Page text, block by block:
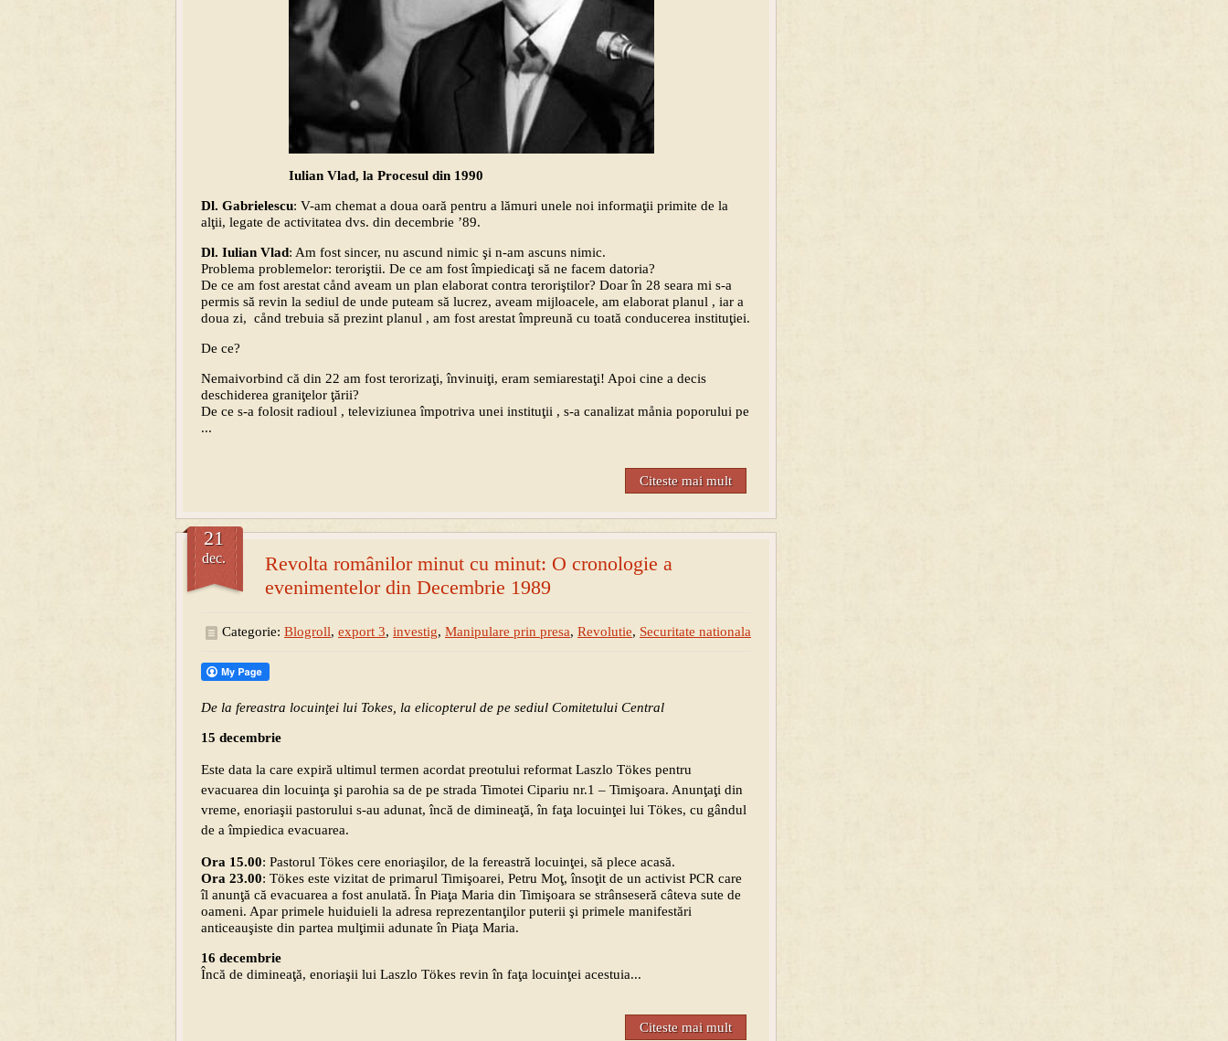
Iulian Vlad, la Procesul din 1990
Dl. Gabrielescu: V-am chemat a doua oară pentru a lămuri unele noi informaţii primite de la
alţii, legate de activitatea dvs. din decembrie ’89.
Dl. Iulian Vlad: Am fost sincer, nu ascund nimic şi n-am ascuns nimic.
Problema problemelor: teroriştii. De ce am fost împiedicaţi să ne facem datoria?
De ce am fost arestat cånd aveam un plan elaborat contra teroriştilor? Doar în 28 seara mi s-a
permis să revin la sediul de unde puteam să lucrez, aveam mijloacele, am elaborat planul , iar a
doua zi, cånd trebuia să prezint planul , am fost arestat împreună cu toată conducerea instituţiei.
De ce?
Nemaivorbind că din 22 am fost terorizaţi, învinuiţi, eram semiarestaţi! Apoi cine a decis
deschiderea graniţelor ţării?
De ce s-a folosit radioul , televiziunea împotriva unei instituţii , s-a canalizat månia poporului pe
...
Citeste mai mult
Revolta românilor minut cu minut: O cronologie a
evenimentelor din Decembrie 1989
21
dec.
Categorie: Blogroll, export 3, investig, Manipulare prin presa, Revolutie, Securitate nationala
De la fereastra locuinţei lui Tokes, la elicopterul de pe sediul Comitetului Central
15 decembrie
Este data la care expiră ultimul termen acordat preotului reformat Laszlo Tökes pentru
evacuarea din locuinţa şi parohia sa de pe strada Timotei Cipariu nr.1 – Timişoara. Anunţaţi din
vreme, enoriaşii pastorului s-au adunat, încă de dimineaţă, în faţa locuinţei lui Tökes, cu gândul
de a împiedica evacuarea.
Ora 15.00: Pastorul Tökes cere enoriaşilor, de la fereastră locuinţei, să plece acasă.
Ora 23.00: Tökes este vizitat de primarul Timişoarei, Petru Moţ, însoţit de un activist PCR care
îl anunţă că evacuarea a fost anulată. În Piaţa Maria din Timişoara se strânseseră câteva sute de
oameni. Apar primele huiduieli la adresa reprezentanţilor puterii şi primele manifestări
anticeauşiste din partea mulţimii adunate în Piaţa Maria.
16 decembrie
Încă de dimineaţă, enoriaşii lui Laszlo Tökes revin în faţa locuinţei acestuia...
Citeste mai mult